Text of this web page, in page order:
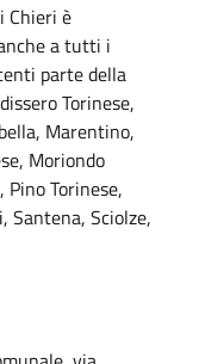
Chieri è
a tutti i
parte della
Torinese,
Marentino,
Moriondo
Pino Torinese,
Santena, Sciolze,